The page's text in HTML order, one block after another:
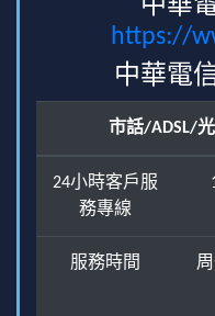
中華
https://
中華電
市話/ADSL/
24小時客戶服
務專線
服務時間